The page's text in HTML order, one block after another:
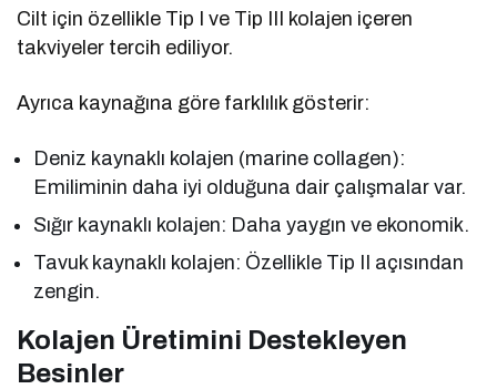
Cilt için özellikle Tip I ve Tip III kolajen içeren
takviyeler tercih ediliyor.
Ayrıca kaynağına göre farklılık gösterir:
Deniz kaynaklı kolajen (marine collagen):
Emiliminin daha iyi olduğuna dair çalışmalar var.
Sığır kaynaklı kolajen: Daha yaygın ve ekonomik.
Tavuk kaynaklı kolajen: Özellikle Tip II açısından
zengin.
Kolajen Üretimini Destekleyen
Besinler